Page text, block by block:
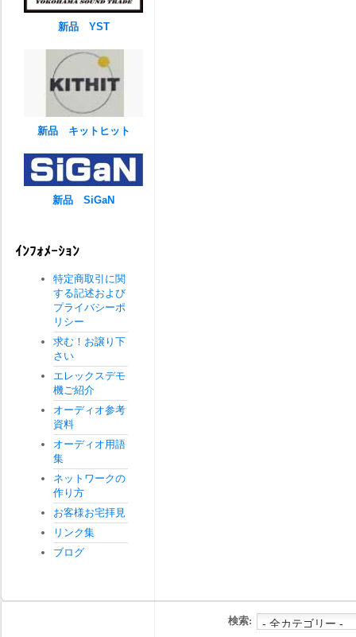
新品 YST
新品 キットヒット
新品 SiGaN
ｲﾝﾌｫﾒｰｼｮﾝ
特定商取引に関
する記述および
プライバシーポ
リシー
求む！お譲り下
さい
エレックスデモ
機ご紹介
オーディオ参考
資料
オーディオ用語
集
ネットワークの
作り方
お客様お宅拝見
リンク集
ブログ
検索: